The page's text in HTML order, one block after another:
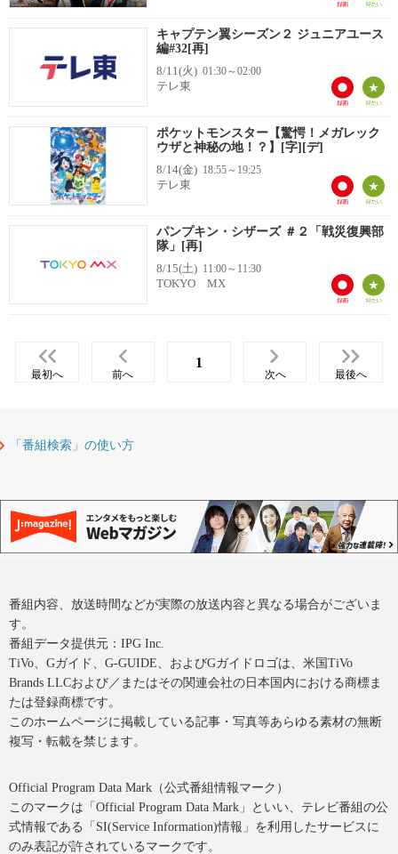
キャプテン翼シーズン２ ジュニアユース
編#32[再]
8/11(火) 01:30～02:00
テレ東
ポケットモンスター【驚愕！メガレック
ウザと神秘の地！？】[字][デ]
8/14(金) 18:55～19:25
テレ東
パンプキン・シザーズ ＃２「戦災復興部
隊」[再]
8/15(土) 11:00～11:30
TOKYO MX
最初へ 前へ
1
次へ 最後へ
「番組検索」の使い方
番組内容、放送時間などが実際の放送内容と異なる場合がございま
す。
番組データ提供元：IPG Inc.
TiVo、Gガイド、G-GUIDE、およびGガイドロゴは、米国TiVo
Brands LLCおよび／またはその関連会社の日本国内における商標ま
たは登録商標です。
このホームページに掲載している記事・写真等あらゆる素材の無断
複写・転載を禁じます。
Official Program Data Mark（公式番組情報マーク）
このマークは「Official Program Data Mark」といい、テレビ番組の公
式情報である「SI(Service Information)情報」を利用したサービスに
のみ表記が許されているマークです。